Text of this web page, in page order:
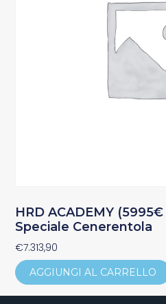
HRD ACADEMY
Speciale Cenerentola
€7.313,90
AGGIUNGI AL CARRELLO